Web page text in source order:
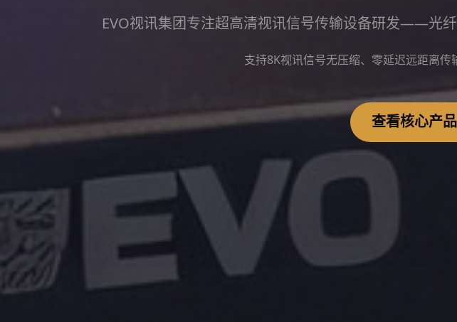
EVO视讯集团专注超高清视讯信号传输设备研发——光
支持8K视讯信号无压缩、零延迟远距离
查看核心产品